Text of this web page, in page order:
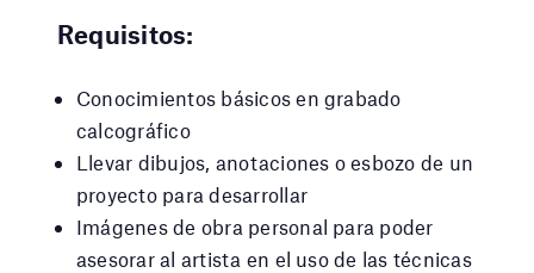
Requisitos:
Conocimientos básicos en grabado
calcográfico
Llevar dibujos, anotaciones o esbozo de un
proyecto para desarrollar
Imágenes de obra personal para poder
asesorar al artista en el uso de las técnicas